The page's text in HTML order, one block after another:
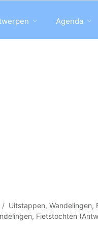
Agenda
Uitstappen, Wandelingen,
Fietstochten